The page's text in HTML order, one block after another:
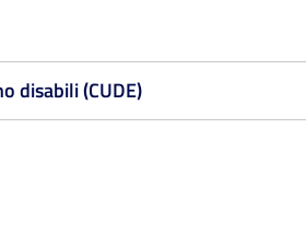
disabili (CUDE)